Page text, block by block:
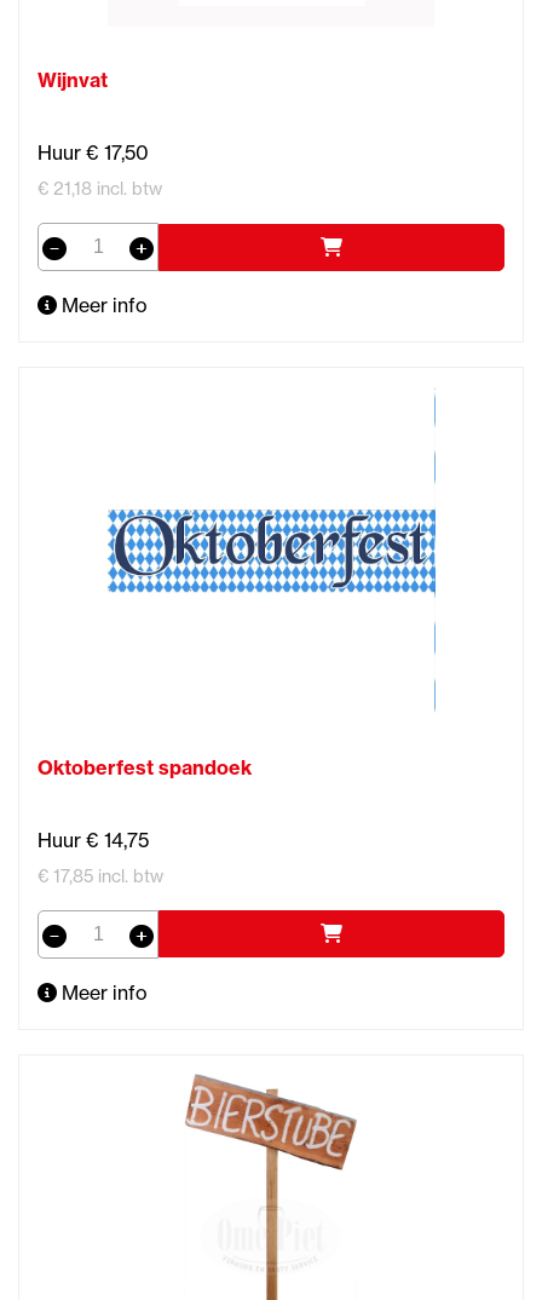
Wijnvat
Huur € 17,50
€ 21,18 incl. btw
Meer info
Oktoberfest spandoek
Huur € 14,75
€ 17,85 incl. btw
Meer info